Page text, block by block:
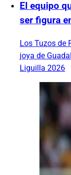
El equipo
ser figura
Los Tuzos de
joya de
Liguilla 2026